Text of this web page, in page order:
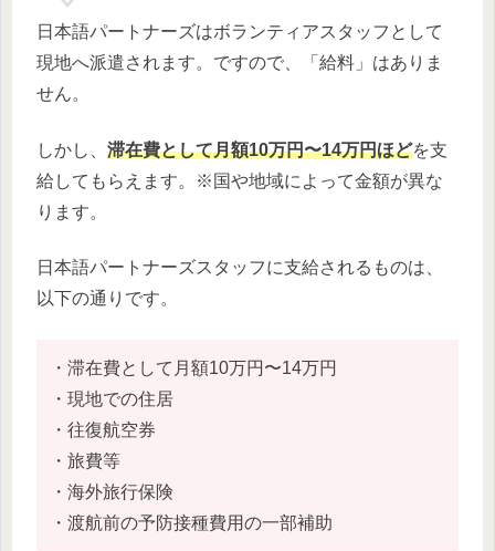
日本語パートナーズはボランティアスタッフとして
現地へ派遣されます。ですので、「給料」はありま
せん。
しかし、 滞在費として月額10万円〜14万円ほどを支
給してもらえます。※国や地域によって金額が異な
ります。
日本語パートナーズスタッフに支給されるものは、
以下の通りです。
・滞在費として月額10万円〜14万円
・現地での住居
・往復航空券
・旅費等
・海外旅行保険
・渡航前の予防接種費用の一部補助